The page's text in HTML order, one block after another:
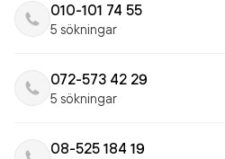
010-101 74 55
5 sökningar
072-573 42 29
5 sökningar
08-525 184 19